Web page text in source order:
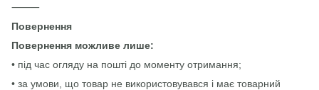
⸻
Повернення
Повернення можливе лише:
• під час огляду на пошті до моменту отримання;
• за умови, що товар не використовувався і має товарний